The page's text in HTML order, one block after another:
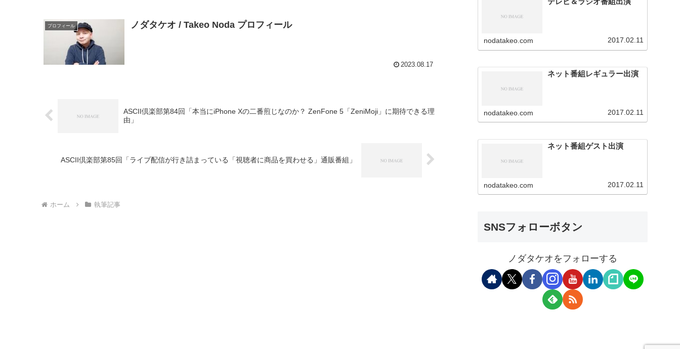
プロフィール ノダタケオ / Takeo Noda プロフィール
2023.08.17
ASCII倶楽部第84回「本当にiPhone Xの二番煎じなのか？ ZenFone 5「ZeniMoji」に期待できる理
由」
ASCII倶楽部第85回「ライブ配信が行き詰まっている「視聴者に商品を買わせる」通販番組」
ホーム 執筆記事
テレビ＆ラジオ番組出演
nodatakeo.com 2017.02.11
ネット番組レギュラー出演
nodatakeo.com 2017.02.11
ネット番組ゲスト出演
nodatakeo.com 2017.02.11
SNSフォローボタン
ノダタケオをフォローする